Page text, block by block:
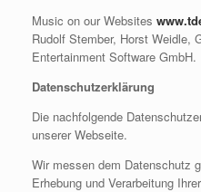
Music on our Websites
Rudolf Stember, Horst Weidle,
Entertainment Software GmbH.
Datenschutzerklärung
Die nachfolgende
unserer Webseite.
Wir messen dem Datenschutz
Erhebung und Verarbeitung